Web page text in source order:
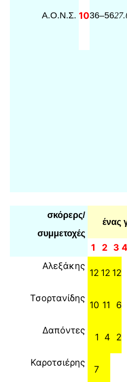
Α.Ο.Ν.Σ. 1036–56
σκόρερς/
συμμετοχές
ένας
1 2 3 4
Αλεξάκης
12 12 12
Τσορτανίδης
10 11 6
Δαπόντες
1 4 2
Καροτσιέρης
7